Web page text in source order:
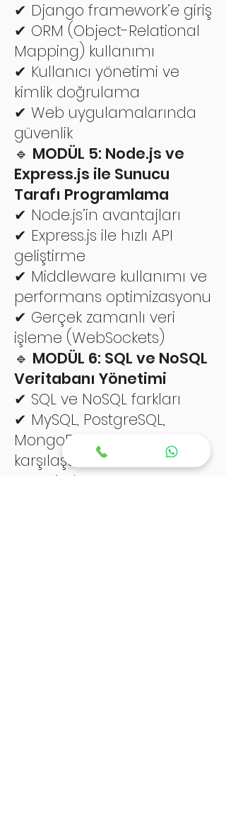
✔ Django framework’e giriş
✔ ORM (Object-Relational
Mapping) kullanımı
✔ Kullanıcı yönetimi ve
kimlik doğrulama
✔ Web uygulamalarında
güvenlik
🔹 MODÜL 5: Node.js ve
Express.js ile Sunucu
Tarafı Programlama
✔ Node.js’in avantajları
✔ Express.js ile hızlı API
geliştirme
✔ Middleware kullanımı ve
performans optimizasyonu
✔ Gerçek zamanlı veri
işleme (WebSockets)
🔹 MODÜL 6: SQL ve NoSQL
Veritabanı Yönetimi
✔ SQL ve NoSQL farkları
✔ MySQL, PostgreSQL,
MongoDB ve Firebase
karşılaştırması
✔ Veritabanı tasarımı ve